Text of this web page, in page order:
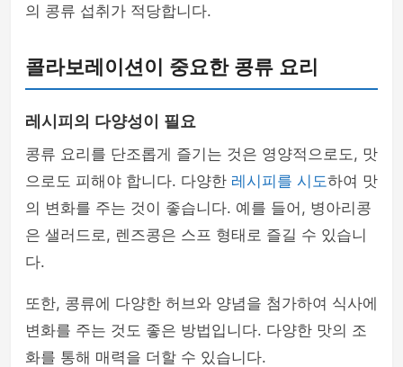
의 콩류 섭취가 적당합니다.
콜라보레이션이 중요한 콩류 요리
레시피의 다양성이 필요
콩류 요리를 단조롭게 즐기는 것은 영양적으로도, 맛
으로도 피해야 합니다. 다양한 레시피를 시도하여 맛
의 변화를 주는 것이 좋습니다. 예를 들어, 병아리콩
은 샐러드로, 렌즈콩은 스프 형태로 즐길 수 있습니
다.
또한, 콩류에 다양한 허브와 양념을 첨가하여 식사에
변화를 주는 것도 좋은 방법입니다. 다양한 맛의 조
화를 통해 매력을 더할 수 있습니다.